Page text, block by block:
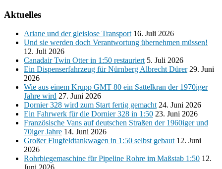
Aktuelles
Ariane und der gleislose Transport 16. Juli 2026
Und sie werden doch Verantwortung übernehmen müssen!
12. Juli 2026
Canadair Twin Otter in 1:50 restauriert 5. Juli 2026
Ein Dispenserfahrzeug für Nürnberg Albrecht Dürer 29. Juni
2026
Wie aus einem Krupp GMT 80 ein Sattelkran der 1970iger
Jahre wird 27. Juni 2026
Dornier 328 wird zum Start fertig gemacht 24. Juni 2026
Ein Fahrwerk für die Dornier 328 in 1:50 23. Juni 2026
Französische Vans auf deutschen Straßen der 1960iger und
70iger Jahre 14. Juni 2026
Großer Flugfeldtankwagen in 1:50 selbst gebaut 12. Juni
2026
Rohrbiegemaschine für Pipeline Rohre im Maßstab 1:50 12.